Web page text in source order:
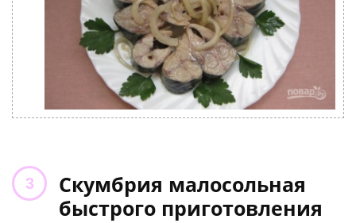
Скумбрия малосольная
быстрого приготовления